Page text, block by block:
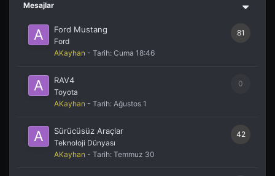
Mesajlar
81
Ford Mustang
Ford
AKayhan - Tarih: Cuma 18:46
0
RAV4
Toyota
AKayhan - Tarih: Ağustos 1
42
Sürücüsüz Araçlar
Teknoloji Dünyası
AKayhan - Tarih: Temmuz 30